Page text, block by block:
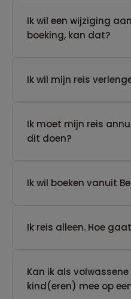
Ik wil een wijziging
boeking, kan dat?
Ik wil mijn reis
Ik moet mijn reis
dit doen?
Ik wil boeken vanuit
​Ik reis alleen. Hoe
Kan ik als
kind(eren) mee op